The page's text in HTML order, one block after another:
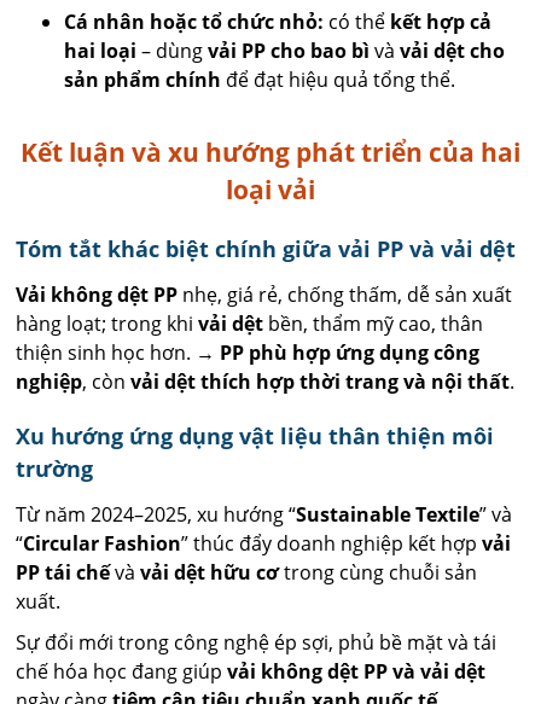
Cá nhân hoặc tổ chức nhỏ: có thể kết hợp cả
hai loại – dùngvải PP cho bao bì vàvải dệt cho
sản phẩm chính để đạt hiệu quả tổng thể.
Kết luận và xu hướng phát triển của hai
loại vải
Tóm tắt khác biệt chính giữa vải PP và vải dệt
Vải không dệt PP nhẹ, giá rẻ, chống thấm, dễ sản xuất
hàng loạt; trong khivải dệt bền, thẩm mỹ cao, thân
thiện sinh học hơn. → PP phù hợp ứng dụng công
nghiệp, cònvải dệt thích hợp thời trang và nội thất.
Xu hướng ứng dụng vật liệu thân thiện môi
trường
Từ năm 2024–2025, xu hướng “Sustainable Textile” và
“Circular Fashion” thúc đẩy doanh nghiệp kết hợpvải
PP tái chếvàvải dệt hữu cơtrong cùng chuỗi sản
xuất.
Sự đổi mới trong công nghệ ép sợi, phủ bề mặt và tái
chế hóa học đang giúpvải không dệt PP và vải dệt